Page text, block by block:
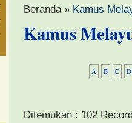
Beranda » Kamus
Kamus
A B C D
Ditemukan : 102